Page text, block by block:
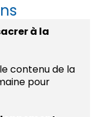
à la
contenu de la
pour